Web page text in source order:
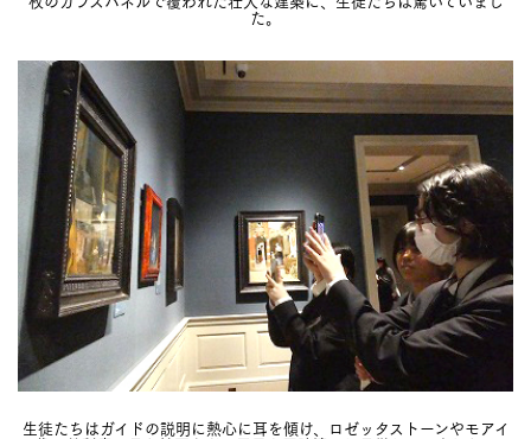
た。
生徒たちはガイドの説明に熱心に耳を傾け、ロゼッタストーンやモアイ